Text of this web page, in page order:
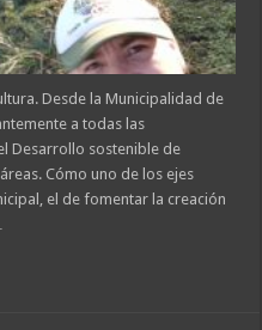
Desde la Municipalidad de
a todas las
Desarrollo sostenible de
Cómo uno de los ejes
el de fomentar la creación